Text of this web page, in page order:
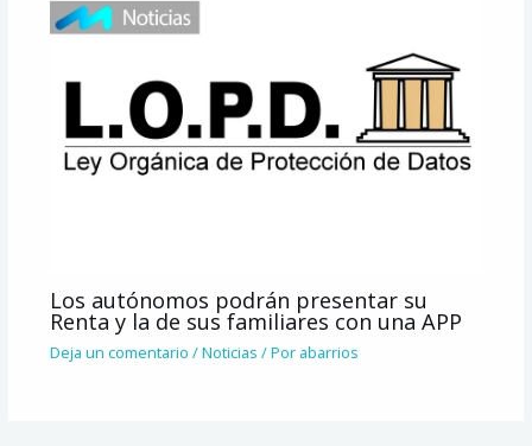
Los autónomos podrán presentar su
Renta y la de sus familiares con una APP
Deja un comentario /Noticias / Por abarrios